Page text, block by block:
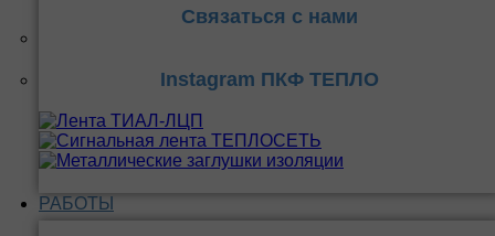
Связаться с нами
Instagram ПКФ ТЕПЛО
РАБОТЫ